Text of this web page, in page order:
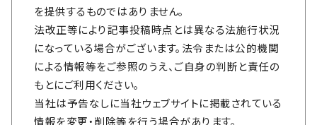
を提供するものではありません。
法改正等により記事投稿時点とは異なる法施行状況
になっている場合がございます。法令または公的機関
による情報等をご参照のうえ、ご自身の判断と責任の
もとにご利用ください。
当社は予告なしに当社ウェブサイトに掲載されている
情報を変更・削除等を行う場合があります。